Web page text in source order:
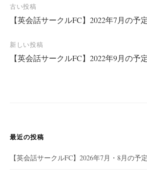
投
稿
ナ
ビ
ゲ
古い投稿
【英会話サークルFC】2022年7月の予
新しい投稿
【英会話サークルFC】2022年9月の予
最近の投稿
【英会話サークルFC】2026年7月・8月の予定